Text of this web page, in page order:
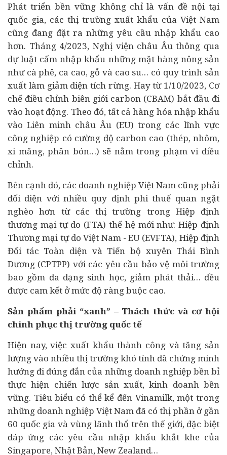
Phát triển bền vững không chỉ là vấn đề nội tại
quốc gia, các thị trường xuất khẩu của Việt Nam
cũng đang đặt ra những yêu cầu nhập khẩu cao
hơn. Tháng 4/2023, Nghị viện châu Âu thông qua
dự luật cấm nhập khẩu những mặt hàng nông sản
như cà phê, ca cao, gỗ và cao su… có quy trình sản
xuất làm giảm diện tích rừng. Hay từ 1/10/2023, Cơ
chế điều chỉnh biên giới carbon (CBAM) bắt đầu đi
vào hoạt động. Theo đó, tất cả hàng hóa nhập khẩu
vào Liên minh châu Âu (EU) trong các lĩnh vực
công nghiệp có cường độ carbon cao (thép, nhôm,
xi măng, phân bón…) sẽ nằm trong phạm vi điều
chỉnh.
Bên cạnh đó, các doanh nghiệp Việt Nam cũng phải
đối diện với nhiều quy định phi thuế quan ngặt
nghèo hơn từ các thị trường trong Hiệp định
thương mại tự do (FTA) thế hệ mới như: Hiệp định
Thương mại tự do Việt Nam - EU (EVFTA), Hiệp định
Đối tác Toàn diện và Tiến bộ xuyên Thái Bình
Dương (CPTPP) với các yêu cầu bảo vệ môi trường
bao gồm đa dạng sinh học, giảm phát thải… đều
được cam kết ở mức độ ràng buộc cao.
Sản phẩm phải “xanh” – Thách thức và cơ hội
chinh phục thị trường quốc tế
Hiện nay, việc xuất khẩu thành công và tăng sản
lượng vào nhiều thị trường khó tính đã chứng minh
hướng đi đúng đắn của những doanh nghiệp bền bỉ
thực hiện chiến lược sản xuất, kinh doanh bền
vững. Tiêu biểu có thể kể đến Vinamilk, một trong
những doanh nghiệp Việt Nam đã có thị phần ở gần
60 quốc gia và vùng lãnh thổ trên thế giới, đặc biệt
đáp ứng các yêu cầu nhập khẩu khắt khe của
Singapore, Nhật Bản, New Zealand…